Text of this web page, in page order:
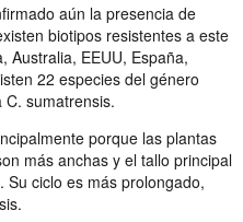
aún la presencia de
biotipos resistentes a este
Australia, EEUU, España,
22 especies del género
sumatrensis.
porque las plantas
más anchas y el tallo principal
ciclo es más prolongado,